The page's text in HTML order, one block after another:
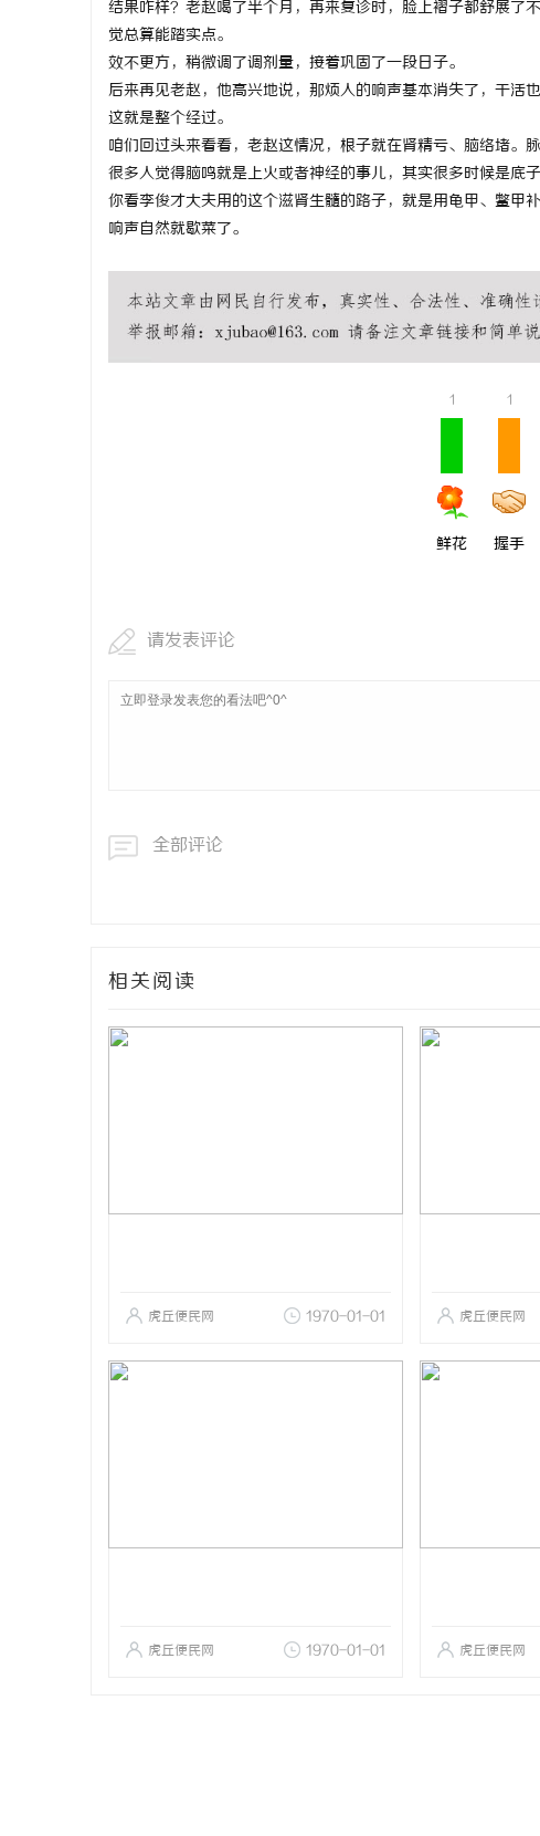
结果咋样？老赵喝了半个月，再来复诊时，脸上褶子都舒展了
觉总算能踏实点。
效不更方，稍微调了调剂量，接着巩固了一段日子。
后来再见老赵，他高兴地说，那烦人的响声基本消失了，干活
这就是整个经过。
咱们回过头来看看，老赵这情况，根子就在肾精亏、脑络堵。
很多人觉得脑鸣就是上火或者神经的事儿，其实很多时候是底
你看李俊才大夫用的这个滋肾生髓的路子，就是用龟甲、鳖甲
响声自然就歇菜了。
1
鲜花
1
握手
请发表评论
全部评论
相关阅读
虎丘便民网 1970-01-01 虎丘便民网
虎丘便民网 1970-01-01 虎丘便民网